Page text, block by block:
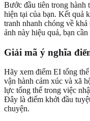
Bước đầu tiên trong hành
hiện tại của bạn. Kết quả
tranh nhanh chóng về
ảnh này hiệu quả, bạn
Giải mã ý nghĩa
Hãy xem điểm EI tổng
vận hành cảm xúc và xã
lực tổng thể trong việc
Đây là điểm khởi đầu
chuyện.